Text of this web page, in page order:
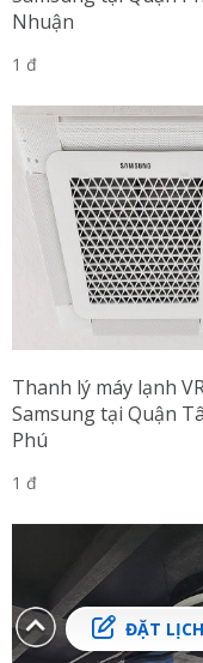
Nhuận
1 đ
Thanh lý máy lạnh
Samsung tại Quận
Phú
1 đ
ĐẶT